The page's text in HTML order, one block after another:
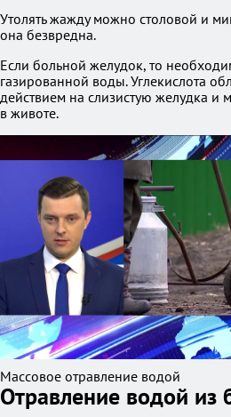
Утолять жажду можно столовой и
она безвредна.
Если больной желудок, то
газированной воды. Углекислота
действием на слизистую желудка и
в животе.
Массовое отравление водой
Отравление водой из